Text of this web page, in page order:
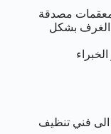
معقمات مصدقة
الغرف بشكل
فني تنظيف